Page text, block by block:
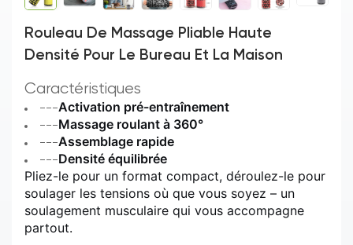
Rouleau De Massage Pliable Haute
Densité Pour Le Bureau Et La Maison
Caractéristiques
---Activation pré-entraînement
---Massage roulant à 360°
---Assemblage rapide
---Densité équilibrée
Pliez-le pour un format compact, déroulez-le pour
soulager les tensions où que vous soyez – un
soulagement musculaire qui vous accompagne
partout.